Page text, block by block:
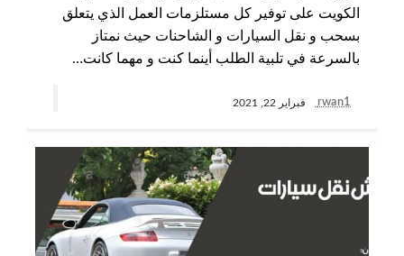
الكويت على توفير كل مستلزمات العمل الذي يتعلق
بسحب و نقل السيارات و الشاحنات حيث نمتاز
بالسرعة في تلبية الطلب أينما كنت و مهما كانت…
rwan1 فبراير 22, 2021